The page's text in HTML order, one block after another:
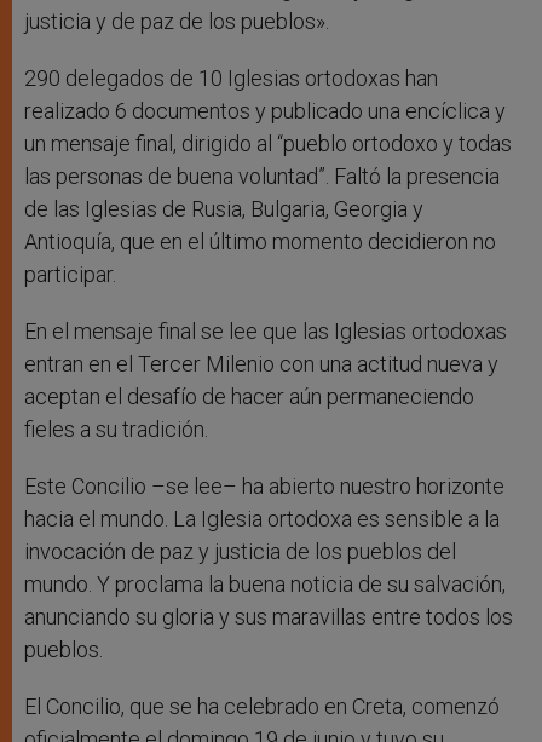
justicia y de paz de los pueblos».
290 delegados de 10 Iglesias ortodoxas han
realizado 6 documentos y publicado una encíclica y
un mensaje final, dirigido al “pueblo ortodoxo y todas
las personas de buena voluntad”. Faltó la presencia
de las Iglesias de Rusia, Bulgaria, Georgia y
Antioquía, que en el último momento decidieron no
participar.
En el mensaje final se lee que las Iglesias ortodoxas
entran en el Tercer Milenio con una actitud nueva y
aceptan el desafío de hacer aún permaneciendo
fieles a su tradición.
Este Concilio –se lee– ha abierto nuestro horizonte
hacia el mundo. La Iglesia ortodoxa es sensible a la
invocación de paz y justicia de los pueblos del
mundo. Y proclama la buena noticia de su salvación,
anunciando su gloria y sus maravillas entre todos los
pueblos.
El Concilio, que se ha celebrado en Creta, comenzó